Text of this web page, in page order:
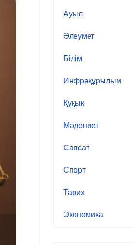
Ауыл
Әлеумет
Білім
Инфрақұрылым
Құқық
Мәдениет
Саясат
Спорт
Тарих
Экономика